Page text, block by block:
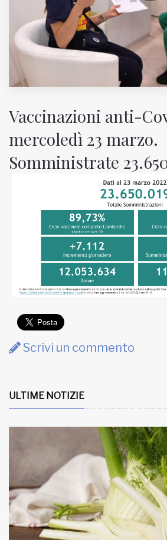
www.viveremilano.info
Fondato e diretto da Enzo De
Bernardis
EDB edizioni - Via Brivio angolo C.
Imbonati, 89 20159 Milano (Italia)
Vaccinazioni anti-
mercoledì 23 marzo.
Somministrate
Scrivi un commento
ULTIME NOTIZIE